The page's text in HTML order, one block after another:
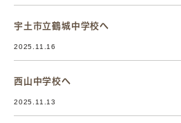
宇土市立鶴城中学校へ
2025.11.16
西山中学校へ
2025.11.13